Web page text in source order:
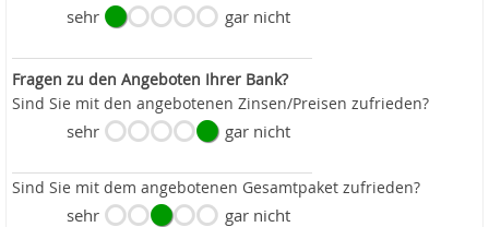
sehr gar nicht
Fragen zu den Angeboten Ihrer Bank?
Sind Sie mit den angebotenen Zinsen/Preisen zufrieden?
sehr gar nicht
Sind Sie mit dem angebotenen Gesamtpaket zufrieden?
sehr gar nicht